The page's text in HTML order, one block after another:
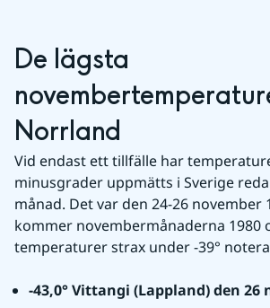
De lägsta
Norrland
Vid endast ett tillfälle har
minusgrader uppmätts i Sverige
månad. Det var den 24-26 november
kommer novembermånaderna 1980
temperaturer strax under -39°
-43,0° Vittangi (Lappland) den 26